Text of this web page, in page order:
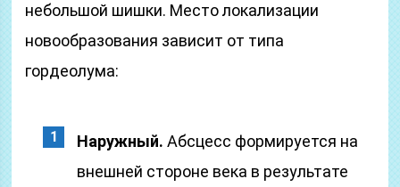
небольшой шишки. Место локализации
новообразования зависит от типа
гордеолума:
Наружный. Абсцесс формируется на
внешней стороне века в результате